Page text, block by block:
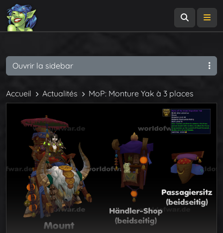
Accueil Actualités MoP: Monture Yak à 3 places
Ouvrir la sidebar